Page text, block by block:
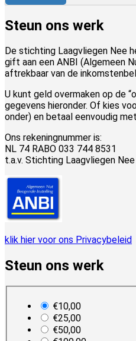
Steun ons werk
De stichting Laagvliegen Nee
gift aan een ANBI (Algemeen
aftrekbaar van de
U kunt geld overmaken op de
gegevens hieronder. Of kies
onder) en betaal eenvoudig
Ons rekeningnummer is:
NL 74 RABO 033 744 8531
t.a.v. Stichting Laagvliegen Nee
klik hier voor ons Privacybeleid
Steun ons werk
€10,00
€25,00
€50,00